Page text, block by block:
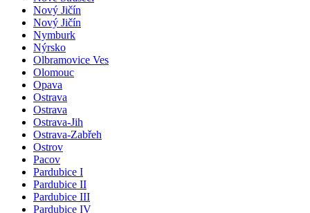
Nový Jičín
Nový Jičín
Nymburk
Nýrsko
Olbramovice Ves
Olomouc
Opava
Ostrava
Ostrava
Ostrava-Jih
Ostrava-Zabřeh
Ostrov
Pacov
Pardubice I
Pardubice II
Pardubice III
Pardubice IV